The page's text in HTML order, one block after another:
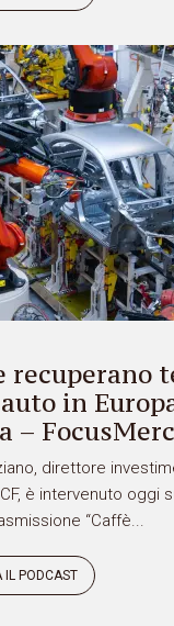
recuperano
in
–
direttore
è intervenuto oggi
“Caffè...
IL PODCAST